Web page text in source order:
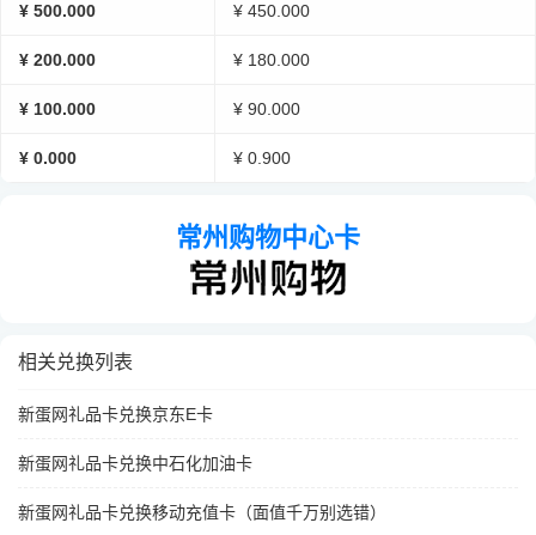
¥ 500.000 ¥ 450.000
¥ 200.000 ¥ 180.000
¥ 100.000 ¥ 90.000
¥ 0.000 ¥ 0.900
常州购物中心卡
相关兑换列表
新蛋网礼品卡兑换京东E卡
新蛋网礼品卡兑换中石化加油卡
新蛋网礼品卡兑换移动充值卡（面值千万别选错）